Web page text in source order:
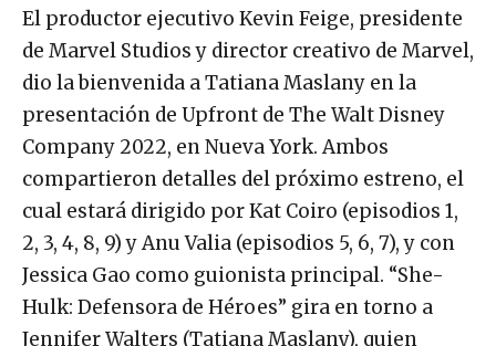
El productor ejecutivo Kevin Feige, presidente
de Marvel Studios y director creativo de Marvel,
dio la bienvenida a Tatiana Maslany en la
presentación de Upfront de The Walt Disney
Company 2022, en Nueva York. Ambos
compartieron detalles del próximo estreno, el
cual estará dirigido por Kat Coiro (episodios 1,
2, 3, 4, 8, 9) y Anu Valia (episodios 5, 6, 7), y con
Jessica Gao como guionista principal. “She-
Hulk: Defensora de Héroes” gira en torno a
Jennifer Walters (Tatiana Maslany), quien